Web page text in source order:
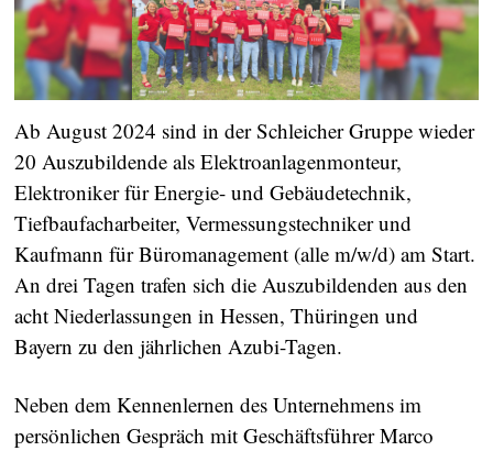
Ab August 2024 sind in der Schleicher Gruppe wieder
20 Auszubildende als Elektroanlagenmonteur,
Elektroniker für Energie- und Gebäudetechnik,
Tiefbaufacharbeiter, Vermessungstechniker und
Kaufmann für Büromanagement (alle m/w/d) am Start.
An drei Tagen trafen sich die Auszubildenden aus den
acht Niederlassungen in Hessen, Thüringen und
Bayern zu den jährlichen Azubi-Tagen.
Neben dem Kennenlernen des Unternehmens im
persönlichen Gespräch mit Geschäftsführer Marco